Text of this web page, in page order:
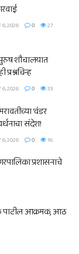
6, 2026 0 27
शौचालयात
6, 2026 0 33
‘वंडर
संदेश!
6, 2026 0 16
प्रशासनाचे
पाटील आक्रमक, आठ